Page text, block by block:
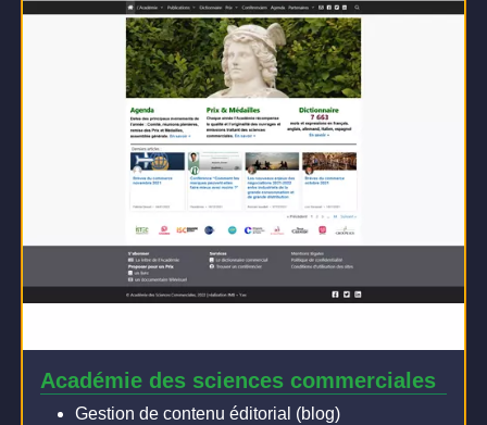
Académie des sciences commerciales
Gestion de contenu éditorial (blog)